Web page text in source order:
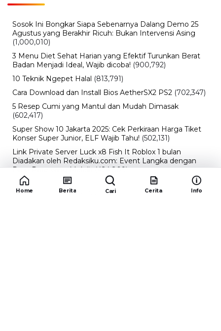
Sosok Ini Bongkar Siapa Sebenarnya Dalang Demo 25
Agustus yang Berakhir Ricuh: Bukan Intervensi Asing
(1,000,010)
3 Menu Diet Sehat Harian yang Efektif Turunkan Berat
Badan Menjadi Ideal, Wajib dicoba! (900,792)
10 Teknik Ngepet Halal (813,791)
Cara Download dan Install Bios AetherSX2 PS2 (702,347)
5 Resep Cumi yang Mantul dan Mudah Dimasak
(602,417)
Super Show 10 Jakarta 2025: Cek Perkiraan Harga Tiket
Konser Super Junior, ELF Wajib Tahu! (502,131)
Link Private Server Luck x8 Fish It Roblox 1 bulan
Diadakan oleh Redaksiku.com: Event Langka dengan
Drop Rate yang Melejit (424,809)
10 Film Indonesia Tayang November 2024, Ada Film
Wulan Guritno! (352,092)
Home Berita Cari Cerita Info